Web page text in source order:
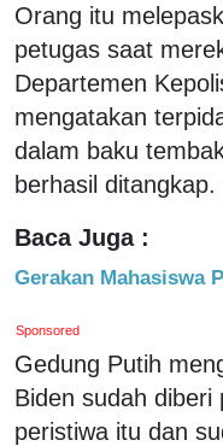
Orang itu
petugas saat
Departemen
mengatakan
dalam baku
berhasil ditangkap.
Baca Juga :
Gerakan Mahasiswa
Sponsored
Gedung Putih
Biden sudah diberi
peristiwa itu dan